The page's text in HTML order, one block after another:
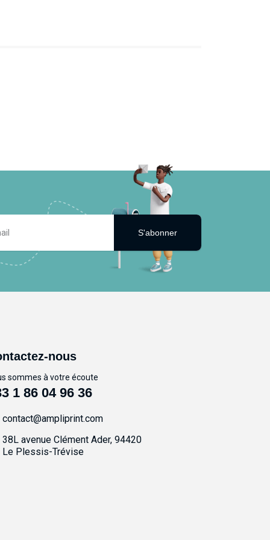
S'abonner
nous
sommes à votre écoute
1 86 04 96 36
contact@ampliprint.com
38L avenue Clément Ader, 94420
Le Plessis-Trévise